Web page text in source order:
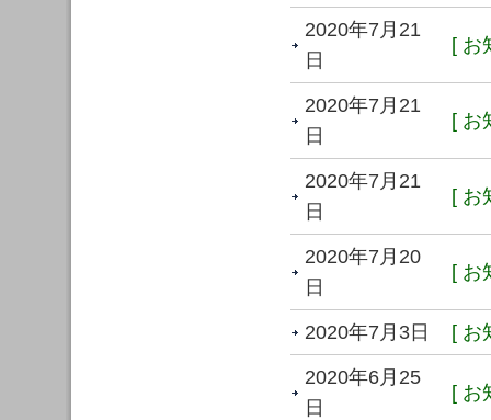
2020年7月21
日
[ お
2020年7月21
日
[ お
2020年7月21
日
[ お
2020年7月20
日
[ お
2020年7月3日 [ お
2020年6月25
日
[ お